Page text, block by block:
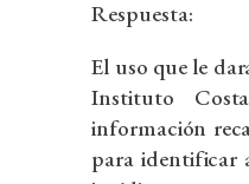
Respuesta:
El uso que le
Instituto
información
para identificar